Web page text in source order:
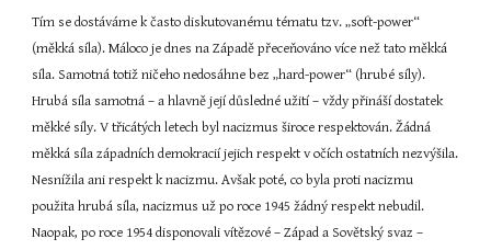
Tím se dostáváme k často diskutovanému tématu tzv. „soft-power“
(měkká síla). Máloco je dnes na Západě přeceňováno více než tato měkká
síla. Samotná totiž ničeho nedosáhne bez „hard-power“ (hrubé síly).
Hrubá síla samotná – a hlavně její důsledné užití – vždy přináší dostatek
měkké síly. V třicátých letech byl nacizmus široce respektován. Žádná
měkká síla západních demokracií jejich respekt v očích ostatních nezvýšila.
Nesnížila ani respekt k nacizmu. Avšak poté, co byla proti nacizmu
použita hrubá síla, nacizmus už po roce 1945 žádný respekt nebudil.
Naopak, po roce 1954 disponovali vítězové – Západ a Sovětský svaz –